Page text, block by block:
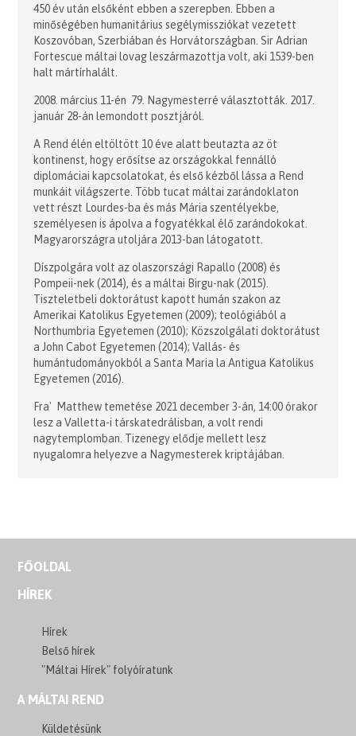
450 év után elsőként ebben a szerepben. Ebben a
minőségében humanitárius segélymissziókat vezetett
Koszovóban, Szerbiában és Horvátországban. Sir Adrian
Fortescue máltai lovag leszármazottja volt, aki 1539-ben
halt mártírhalált.
2008. március 11-én 79. Nagymesterré választották. 2017.
január 28-án lemondott posztjáról.
A Rend élén eltöltött 10 éve alatt beutazta az öt
kontinenst, hogy erősítse az országokkal fennálló
diplomáciai kapcsolatokat, és első kézből lássa a Rend
munkáit világszerte. Több tucat máltai zarándoklaton
vett részt Lourdes-ba és más Mária szentélyekbe,
személyesen is ápolva a fogyatékkal élő zarándokokat.
Magyarországra utoljára 2013-ban látogatott.
Díszpolgára volt az olaszországi Rapallo (2008) és
Pompeii-nek (2014), és a máltai Birgu-nak (2015).
Tiszteletbeli doktorátust kapott humán szakon az
Amerikai Katolikus Egyetemen (2009); teológiából a
Northumbria Egyetemen (2010); Közszolgálati doktorátust
a John Cabot Egyetemen (2014); Vallás- és
humántudományokból a Santa Maria la Antigua Katolikus
Egyetemen (2016).
Fra' Matthew temetése 2021 december 3-án, 14:00 órakor
lesz a Valletta-i társkatedrálisban, a volt rendi
nagytemplomban. Tizenegy elődje mellett lesz
nyugalomra helyezve a Nagymesterek kriptájában.
FŐOLDAL
HÍREK
Hírek
Belső hírek
"Máltai Hírek" folyóíratunk
A MÁLTAI REND
Küldetésünk